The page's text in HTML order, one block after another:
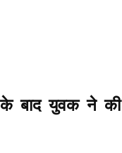
बाद युवक ने की